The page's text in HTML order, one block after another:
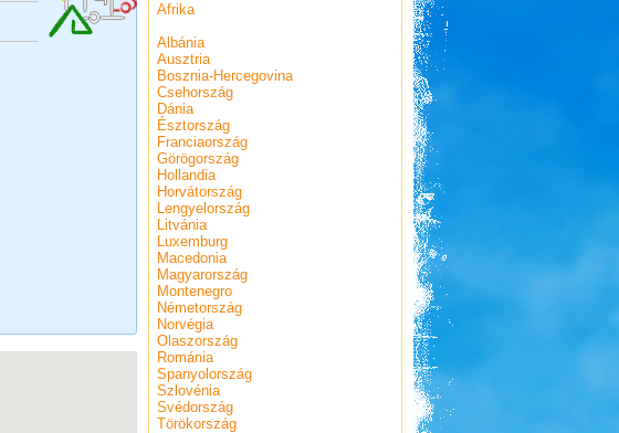
Afrika
Albánia
Ausztria
Bosznia-Hercegovina
Csehország
Dánia
Észtország
Franciaország
Görögország
Hollandia
Horvátország
Lengyelország
Litvánia
Luxemburg
Macedonia
Magyarország
Montenegro
Németország
Norvégia
Olaszország
Románia
Spanyolország
Szlovénia
Svédország
Törökország